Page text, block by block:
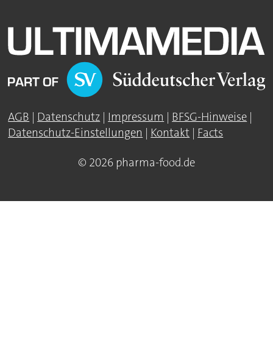
AGB | Datenschutz | Impressum | BFSG-Hinweise |
Datenschutz-Einstellungen | Kontakt | Facts
© 2026 pharma-food.de